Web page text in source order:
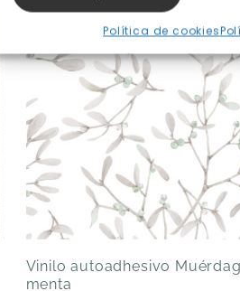
Política de cookies
Vinilo autoadhesivo
menta